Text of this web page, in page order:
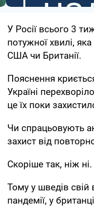
У Росії всього 3
потужної хвилі,
США чи Британії.
Пояснення
Україні
це їх поки
Чи спрацьовують
захист від
Скоріше так, ніж ні.
Тому у шведів свій
пандемії, у